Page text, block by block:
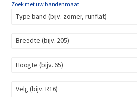
Zoek met uw bandenmaat
Type band (bijv. zomer, runflat)
Breedte (bijv. 205)
Hoogte (bijv. 65)
Velg (bijv. R16)